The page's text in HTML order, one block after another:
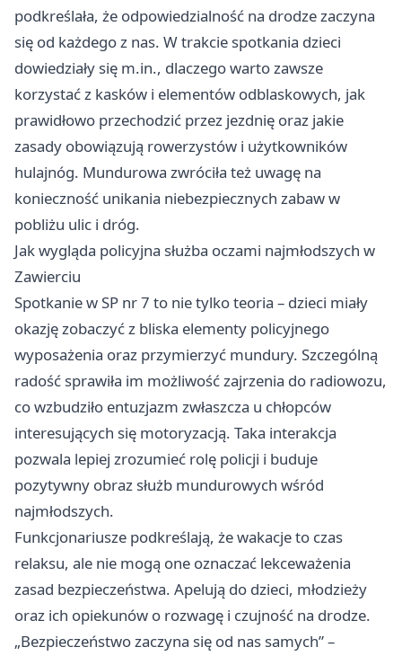
podkreślała, że odpowiedzialność na drodze zaczyna
się od każdego z nas. W trakcie spotkania dzieci
dowiedziały się m.in., dlaczego warto zawsze
korzystać z kasków i elementów odblaskowych, jak
prawidłowo przechodzić przez jezdnię oraz jakie
zasady obowiązują rowerzystów i użytkowników
hulajnóg. Mundurowa zwróciła też uwagę na
konieczność unikania niebezpiecznych zabaw w
pobliżu ulic i dróg.
Jak wygląda policyjna służba oczami najmłodszych w
Zawierciu
Spotkanie w SP nr 7 to nie tylko teoria – dzieci miały
okazję zobaczyć z bliska elementy policyjnego
wyposażenia oraz przymierzyć mundury. Szczególną
radość sprawiła im możliwość zajrzenia do radiowozu,
co wzbudziło entuzjazm zwłaszcza u chłopców
interesujących się motoryzacją. Taka interakcja
pozwala lepiej zrozumieć rolę policji i buduje
pozytywny obraz służb mundurowych wśród
najmłodszych.
Funkcjonariusze podkreślają, że wakacje to czas
relaksu, ale nie mogą one oznaczać lekceważenia
zasad bezpieczeństwa. Apelują do dzieci, młodzieży
oraz ich opiekunów o rozwagę i czujność na drodze.
„Bezpieczeństwo zaczyna się od nas samych” –